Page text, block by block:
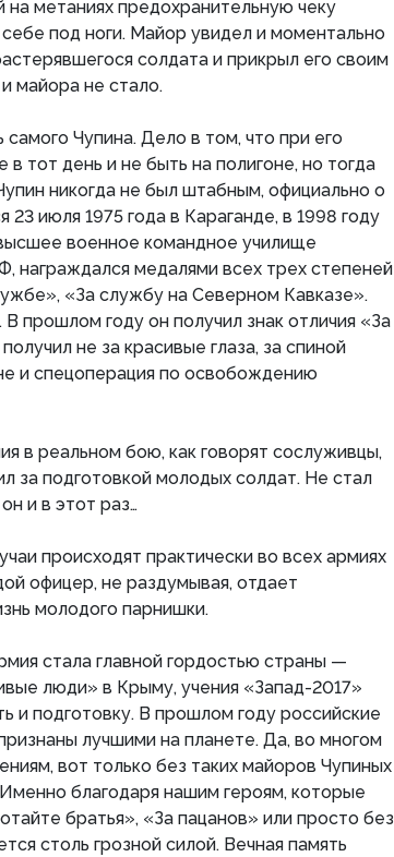
метаниях предохранительную чеку
под ноги. Майор увидел и моментально
солдата и прикрыл его своим
майора не стало.
самого Чупина. Дело в том, что при его
тот день и не быть на полигоне, но тогда
никогда не был штабным, официально о
23 июля 1975 года в Караганде, в 1998 году
военное командное училище
награждался медалями всех трех степеней
«За службу на Северном Кавказе».
прошлом году он получил знак отличия «За
не за красивые глаза, за спиной
и спецоперация по освобождению
в реальном бою, как говорят сослуживцы,
за подготовкой молодых солдат. Не стал
и в этот раз…
происходят практически во всех армиях
офицер, не раздумывая, отдает
молодого парнишки.
стала главной гордостью страны —
люди» в Крыму, учения «Запад-2017»
и подготовку. В прошлом году российские
лучшими на планете. Да, во многом
вот только без таких майоров Чупиных
благодаря нашим героям, которые
братья», «За пацанов» или просто без
столь грозной силой. Вечная память